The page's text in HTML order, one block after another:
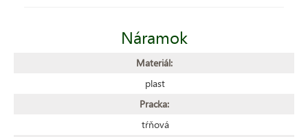
Náramok
Materiál:
plast
Pracka:
tŕňová